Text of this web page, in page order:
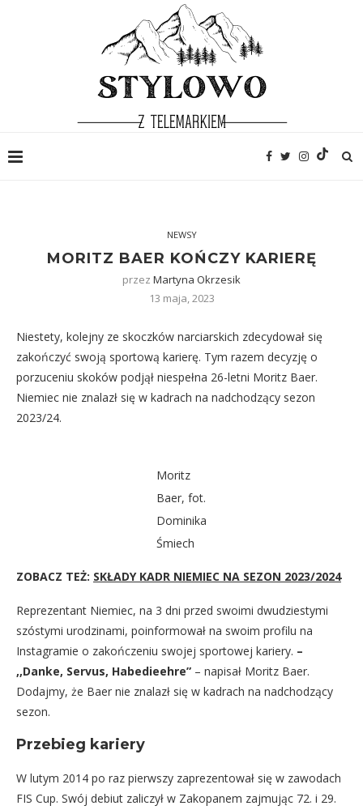
NEWSY
MORITZ BAER KOŃCZY KARIERĘ
przez Martyna Okrzesik
13 maja, 2023
Niestety, kolejny ze skoczków narciarskich zdecydował się
zakończyć swoją sportową karierę. Tym razem decyzję o
porzuceniu skoków podjął niespełna 26-letni Moritz Baer.
Niemiec nie znalazł się w kadrach na nadchodzący sezon
2023/24.
Moritz
Baer, fot.
Dominika
Śmiech
ZOBACZ TEŻ: SKŁADY KADR NIEMIEC NA SEZON 2023/2024
Reprezentant Niemiec, na 3 dni przed swoimi dwudziestymi
szóstymi urodzinami, poinformował na swoim profilu na
Instagramie o zakończeniu swojej sportowej kariery. –
,,Danke, Servus, Habedieehre” – napisał Moritz Baer.
Dodajmy, że Baer nie znalazł się w kadrach na nadchodzący
sezon.
Przebieg kariery
W lutym 2014 po raz pierwszy zaprezentował się w zawodach
FIS Cup. Swój debiut zaliczył w Zakopanem zajmując 72. i 29.